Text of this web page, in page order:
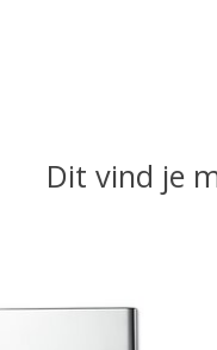
Dit vind je